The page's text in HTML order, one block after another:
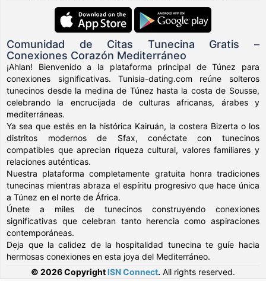
Comunidad de Citas Tunecina Gratis –
Conexiones Corazón Mediterráneo
¡Ahlan! Bienvenido a la plataforma principal de Túnez para
conexiones significativas. Tunisia-dating.com reúne solteros
tunecinos desde la medina de Túnez hasta la costa de Sousse,
celebrando la encrucijada de culturas africanas, árabes y
mediterráneas.
Ya sea que estés en la histórica Kairuán, la costera Bizerta o los
distritos modernos de Sfax, conéctate con tunecinos
compatibles que aprecian riqueza cultural, valores familiares y
relaciones auténticas.
Nuestra plataforma completamente gratuita honra tradiciones
tunecinas mientras abraza el espíritu progresivo que hace única
a Túnez en el norte de África.
Únete a miles de tunecinos construyendo conexiones
significativas que celebran tanto herencia como aspiraciones
contemporáneas.
Deja que la calidez de la hospitalidad tunecina te guíe hacia
hermosas conexiones en esta joya del Mediterráneo.
© 2026 Copyright ISN Connect. All rights reserved.